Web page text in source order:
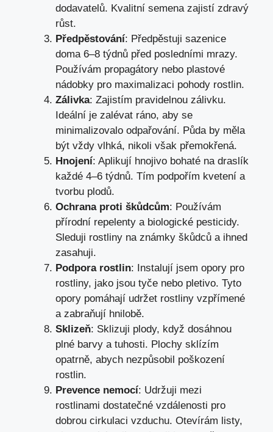
dodavatelů. Kvalitní semena zajistí zdravý
růst.
Předpěstování: Předpěstuji sazenice
doma 6–8 týdnů před posledními mrazy.
Používám propagátory nebo plastové
nádobky pro maximalizaci pohody rostlin.
Zálivka: Zajistím pravidelnou zálivku.
Ideální je zalévat ráno, aby se
minimalizovalo odpařování. Půda by měla
být vždy vlhká, nikoli však přemokřená.
Hnojení: Aplikují hnojivo bohaté na draslík
každé 4–6 týdnů. Tím podpořím kvetení a
tvorbu plodů.
Ochrana proti škůdcům: Používám
přírodní repelenty a biologické pesticidy.
Sleduji rostliny na známky škůdců a ihned
zasahuji.
Podpora rostlin: Instalují jsem opory pro
rostliny, jako jsou tyče nebo pletivo. Tyto
opory pomáhají udržet rostliny vzpřímené
a zabraňují hnilobě.
Sklizeň: Sklizuji plody, když dosáhnou
plné barvy a tuhosti. Plochy sklízím
opatrně, abych nezpůsobil poškození
rostlin.
Prevence nemocí: Udržuji mezi
rostlinami dostatečné vzdálenosti pro
dobrou cirkulaci vzduchu. Otevírám listy,